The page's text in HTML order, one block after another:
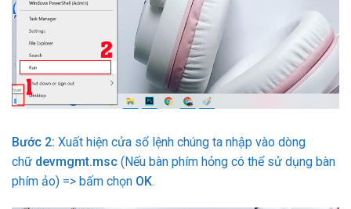
Bước 2: Xuất hiện cửa sổ lệnh chúng ta nhập vào dòng
chữ devmgmt.msc (Nếu bàn phím hỏng có thể sử dụng bàn
phím ảo) => bấm chọn OK.